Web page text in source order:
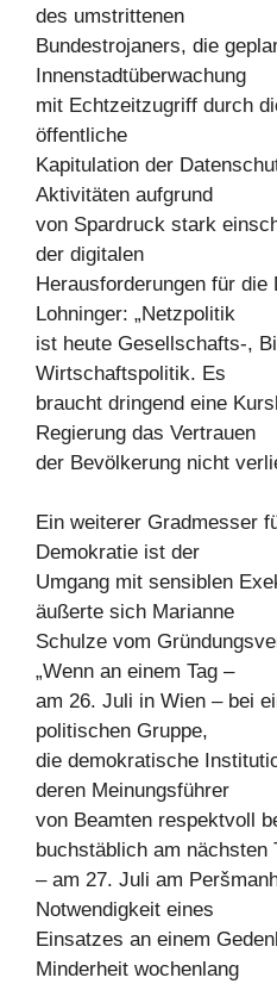
des umstrittenen
Bundestrojaners, die
Innenstadtüberwachung
mit Echtzeitzugriff durch
öffentliche
Kapitulation der
Aktivitäten aufgrund
von Spardruck stark
der digitalen
Herausforderungen für
Lohninger: „Netzpolitik
ist heute Gesellschafts-,
Wirtschaftspolitik. Es
braucht dringend eine
Regierung das Vertrauen
der Bevölkerung nicht
Ein weiterer Gradmesser
Demokratie ist der
Umgang mit sensiblen
äußerte sich Marianne
Schulze vom
„Wenn an einem Tag –
am 26. Juli in Wien – bei
politischen Gruppe,
die demokratische
deren Meinungsführer
von Beamten respektvoll
buchstäblich am nächsten
– am 27. Juli am
Notwendigkeit eines
Einsatzes an einem
Minderheit wochenlang